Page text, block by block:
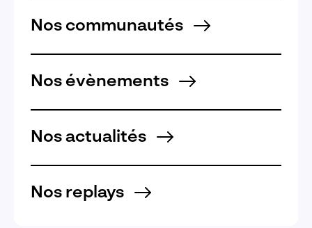
Nos communautés
Nos évènements
Nos actualités
Nos replays